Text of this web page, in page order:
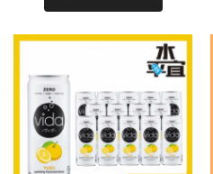
$184.00.$138.00.